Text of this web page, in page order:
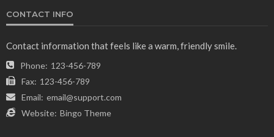
CONTACT INFO
Contact information that feels like a warm, friendly smile.
Phone: 123-456-789
Fax: 123-456-789
Email: email@support.com
Website: Bingo Theme